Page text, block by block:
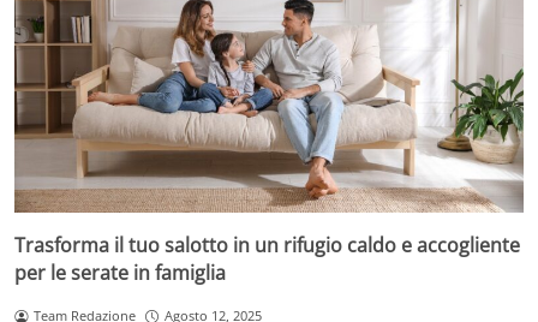
Trasforma il tuo salotto in un rifugio caldo e accogliente
per le serate in famiglia
Team Redazione Agosto 12, 2025